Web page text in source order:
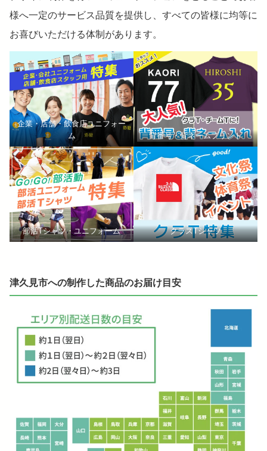
様へ一定のサービス品質を提供し、すべての皆様に均等に
お喜びいただける体制があります。
企業・店舗・飲食店ユニフォー
ム
背番号・背ネームプリント
部活Tシャツ・ユニフォーム クラスTシャツ
津久見市への制作した商品のお届け目安